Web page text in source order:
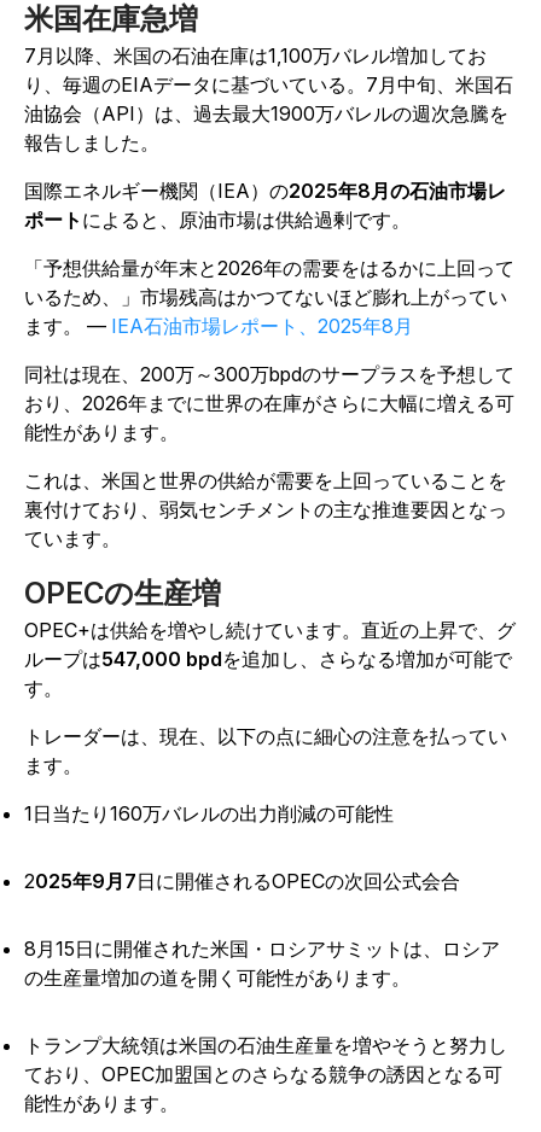
米国在庫急増
7月以降、米国の石油在庫は1,100万バレル増加してお
り、毎週のEIAデータに基づいている。7月中旬、米国石
油協会（API）は、過去最大1900万バレルの週次急騰を
報告しました。
国際エネルギー機関（IEA）の2025年8月の石油市場レ
ポート によると、原油市場は供給過剰です。
「予想供給量が年末と2026年の需要をはるかに上回って
いるため、」市場残高はかつてないほど膨れ上がってい
ます。
— IEA石油市場レポート、2025年8月
同社は現在、200万～300万bpdのサープラスを予想して
おり、2026年までに世界の在庫がさらに大幅に増える可
能性があります。
これは、米国と世界の供給が需要を上回っていることを
裏付けており、弱気センチメントの主な推進要因となっ
ています。
OPECの生産増
OPEC+は供給を増やし続けています。直近の上昇で、グ
ループは547,000 bpdを追加し、さらなる増加が可能で
す。
トレーダーは、現在、以下の点に細心の注意を払ってい
ます。
1日当たり160万バレルの出力削減の可能性
2025年9月7日に開催されるOPECの次回公式会合
8月15日に開催された米国・ロシアサミットは、ロシア
の生産量増加の道を開く可能性があります。
トランプ大統領は米国の石油生産量を増やそうと努力し
ており、OPEC加盟国とのさらなる競争の誘因となる可
能性があります。